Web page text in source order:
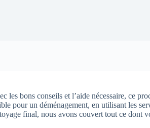
les bons conseils et l’aide nécessaire, ce
pour un déménagement, en utilisant les
final, nous avons couvert tout ce dont